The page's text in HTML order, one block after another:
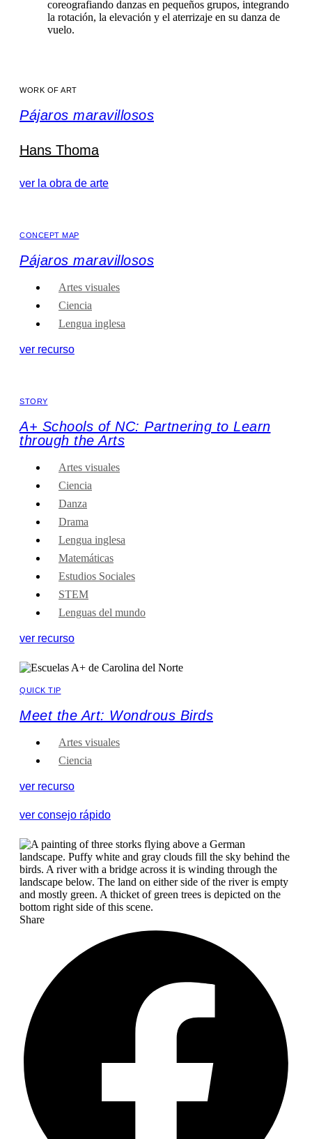
coreografiando danzas en pequeños grupos, integrando
la rotación, la elevación y el aterrizaje en su danza de
vuelo.
WORK OF ART
Pájaros maravillosos
Hans Thoma
ver la obra de arte
CONCEPT MAP
Pájaros maravillosos
Artes visuales
Ciencia
Lengua inglesa
ver recurso
STORY
A+ Schools of NC: Partnering to Learn
through the Arts
Artes visuales
Ciencia
Danza
Drama
Lengua inglesa
Matemáticas
Estudios Sociales
STEM
Lenguas del mundo
ver recurso
QUICK TIP
Meet the Art: Wondrous Birds
Artes visuales
Ciencia
ver recurso
ver consejo rápido
Share